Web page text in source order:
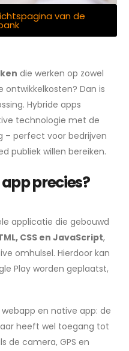
van de
die werken op zowel
ontwikkelkosten? Dan is
Hybride apps
technologie met de
– perfect voor bedrijven
publiek willen bereiken.
precies?
applicatie die gebouwd
CSS en JavaScript,
omhulsel. Hierdoor kan
Play worden geplaatst,
en native app: de
heeft wel toegang tot
de camera, GPS en